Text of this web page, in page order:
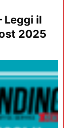
Leggi il
2025